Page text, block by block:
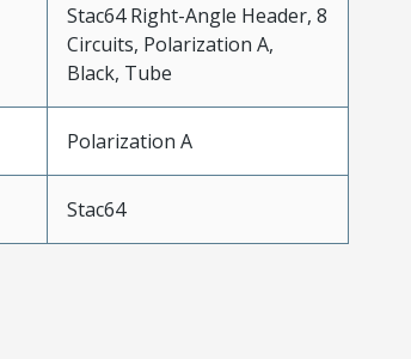
Stac64 Right-Angle Header, 8
Circuits, Polarization A,
Black, Tube
Polarization A
Stac64